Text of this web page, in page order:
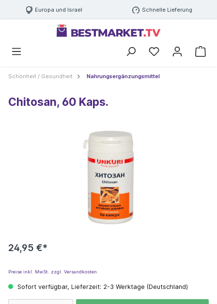
Europa und Israel Schnelle Lieferung
Schönheit / Gesundheit Nahrungsergänzungsmittel
Chitosan, 60 Kaps.
24,95 €*
Preise inkl. MwSt. zzgl. Versandkosten
Sofort verfügbar, Lieferzeit: 2-3 Werktage (Deutschland)